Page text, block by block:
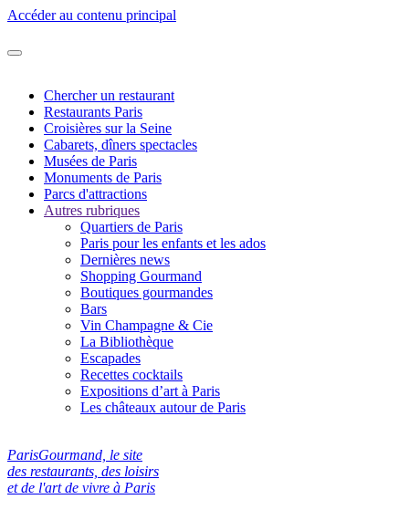
Accéder au contenu principal
Chercher un restaurant
Restaurants Paris
Croisières sur la Seine
Cabarets, dîners spectacles
Musées de Paris
Monuments de Paris
Parcs d'attractions
Autres rubriques
Quartiers de Paris
Paris pour les enfants et les ados
Dernières news
Shopping Gourmand
Boutiques gourmandes
Bars
Vin Champagne & Cie
La Bibliothèque
Escapades
Recettes cocktails
Expositions d’art à Paris
Les châteaux autour de Paris
ParisGourmand, le site
des restaurants, des loisirs
et de l'art de vivre à Paris